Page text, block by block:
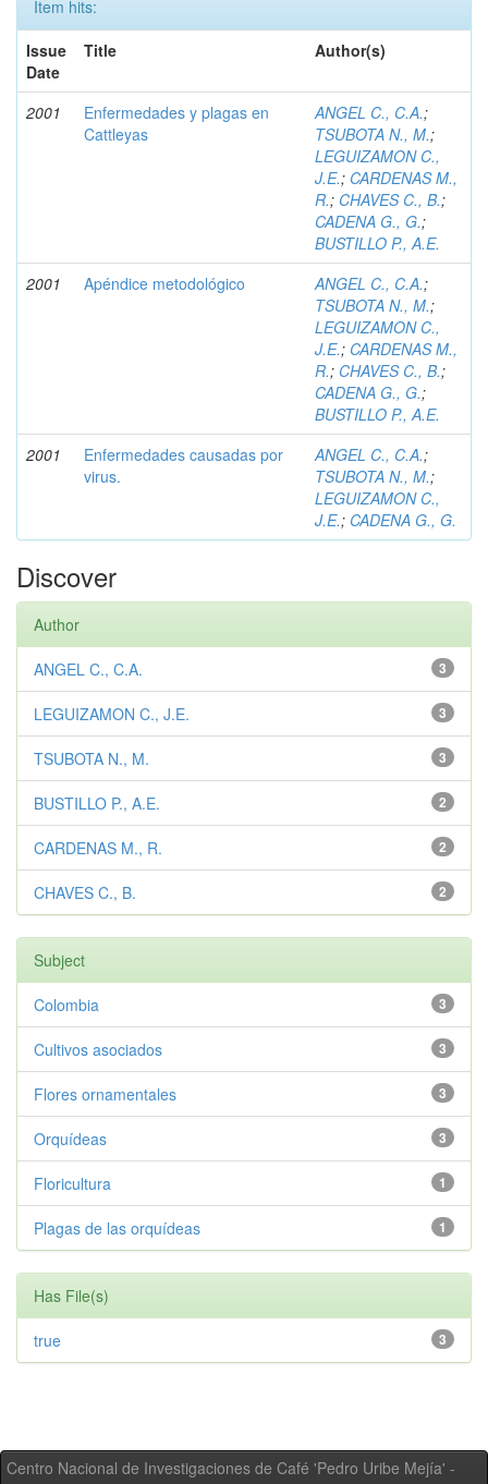
Item hits:
Issue
Date
Title Author(s)
2001
Enfermedades y plagas en
Cattleyas
ANGEL C., C.A.;
TSUBOTA N., M.;
LEGUIZAMON C.,
J.E.; CARDENAS M.,
R.; CHAVES C., B.;
CADENA G., G.;
BUSTILLO P., A.E.
2001
Apéndice metodológico ANGEL C., C.A.;
TSUBOTA N., M.;
LEGUIZAMON C.,
J.E.; CARDENAS M.,
R.; CHAVES C., B.;
CADENA G., G.;
BUSTILLO P., A.E.
2001
Enfermedades causadas por
virus.
ANGEL C., C.A.;
TSUBOTA N., M.;
LEGUIZAMON C.,
J.E.; CADENA G., G.
Discover
Author
3
ANGEL C., C.A.
3
LEGUIZAMON C., J.E.
3
TSUBOTA N., M.
2
BUSTILLO P., A.E.
2
CARDENAS M., R.
2
CHAVES C., B.
Subject
3
Colombia
3
Cultivos asociados
3
Flores ornamentales
3
Orquídeas
1
Floricultura
1
Plagas de las orquídeas
Has File(s)
3
true
Centro Nacional de Investigaciones de Café 'Pedro Uribe Mejía' -